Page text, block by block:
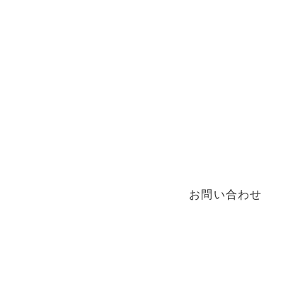
お問い合わせ